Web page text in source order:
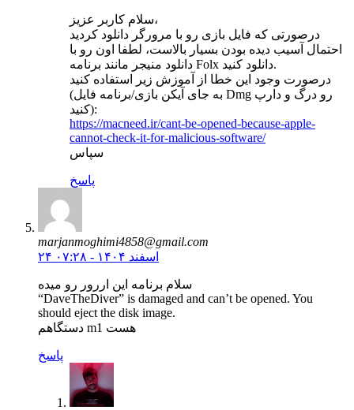
سلام کاربر عزیز،
درصورتی که فایل بازی رو با مرورگر دانلود کردید
احتمال آسیب دیده بودن بسیار بالاست، لطفا اون رو با
دانلود منیجر مانند برنامه Folx دانلود کنید.
درصورت وجود این خطا از آموزش زیر استفاده کنید
(به جای آیکن بازی/برنامه فایل Dmg رو درگ و دارپ
کنید):
https://macneed.ir/cant-be-opened-because-apple-
cannot-check-it-for-malicious-software/
سپاس
پاسخ
marjanmoghimi4858@gmail.com
۲۴ اسفند ۱۴۰۴ - ۰۷:۲۸
سلام برنامه این اررور رو میده
“DaveTheDiver” is damaged and can’t be opened. You
should eject the disk image.
دستگاهم m1 هست
پاسخ